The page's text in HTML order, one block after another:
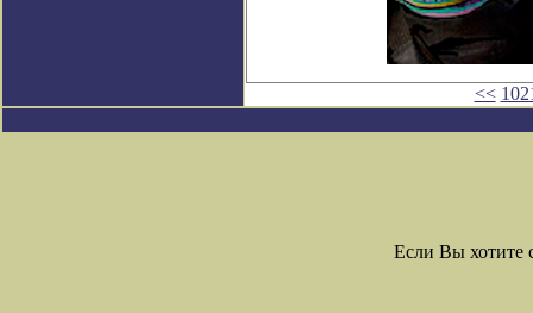
<<
Если Вы хотите